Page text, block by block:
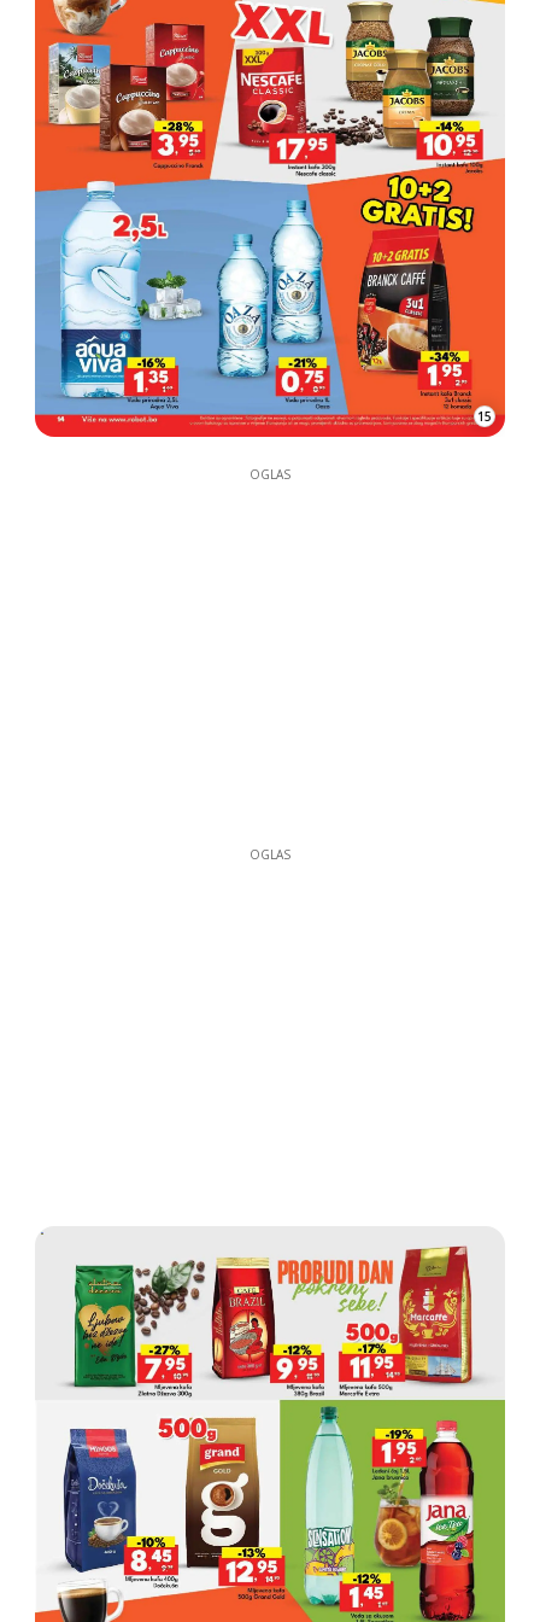
15
OGLAS
OGLAS